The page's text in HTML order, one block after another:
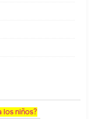
los niños?